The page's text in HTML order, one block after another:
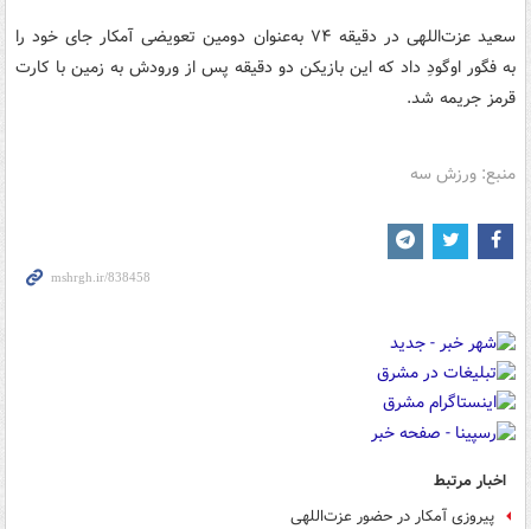
سعید عزت‌اللهی در دقیقه ۷۴ به‌عنوان دومین تعویضی آمکار جای خود را
به فگور اوگودِ داد که این بازیکن دو دقیقه پس از ورودش به زمین با کارت
قرمز جریمه شد.
منبع: ورزش سه
اخبار مرتبط
پیروزی آمکار در حضور عزت‌اللهی